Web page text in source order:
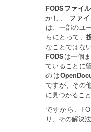
FODSファイル
かし、 ファ
は、一部のユ
らにとって、
なことではな
FODSは一個
ていることに
のは
ですが、その
に見つかるこ
ですから、
り、その解決